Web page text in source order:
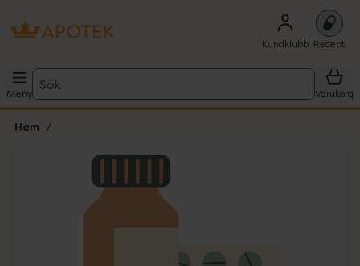
Kundklubb Recept
Meny
Sök
Varukorg
Hem
Lista: . Innehåller 1 objekt.